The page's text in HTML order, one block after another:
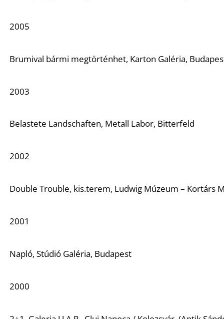
2005
Brumival bármi megtörténhet, Karton Galéria,
2003
Belastete Landschaften, Metall Labor, Bitterfeld
2002
Double Trouble, kis.terem, Ludwig Múzeum – Kortárs
2001
Napló, Stúdió Galéria, Budapest
2000